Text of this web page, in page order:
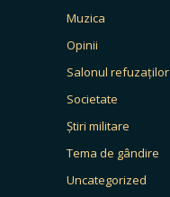
Muzica
Opinii
Salonul refuzaților
Societate
Știri militare
Tema de gândire
Uncategorized